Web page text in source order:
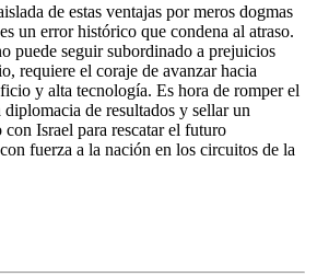
de estas ventajas por meros dogmas
un error histórico que condena al atraso.
puede seguir subordinado a prejuicios
requiere el coraje de avanzar hacia
y alta tecnología. Es hora de romper el
de resultados y sellar un
Israel para rescatar el futuro
fuerza a la nación en los circuitos de la